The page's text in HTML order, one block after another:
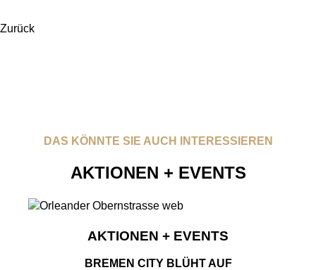
Zurück
DAS KÖNNTE SIE AUCH INTERESSIEREN
AKTIONEN + EVENTS
AKTIONEN + EVENTS
BREMEN CITY BLÜHT AUF